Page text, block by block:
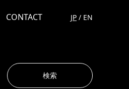
CONTACT JP / EN